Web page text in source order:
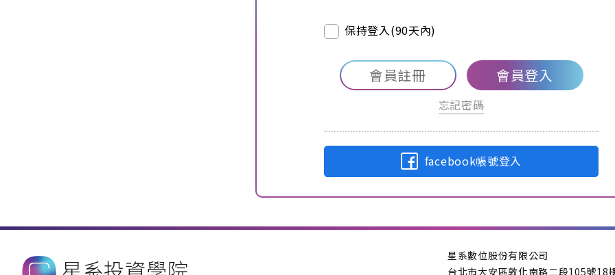
保持登入(90天內)
會員註冊 會員登入
忘記密碼
facebook帳號登入
星系數位股份有限公司
台北市大安區敦化南路二段105號18